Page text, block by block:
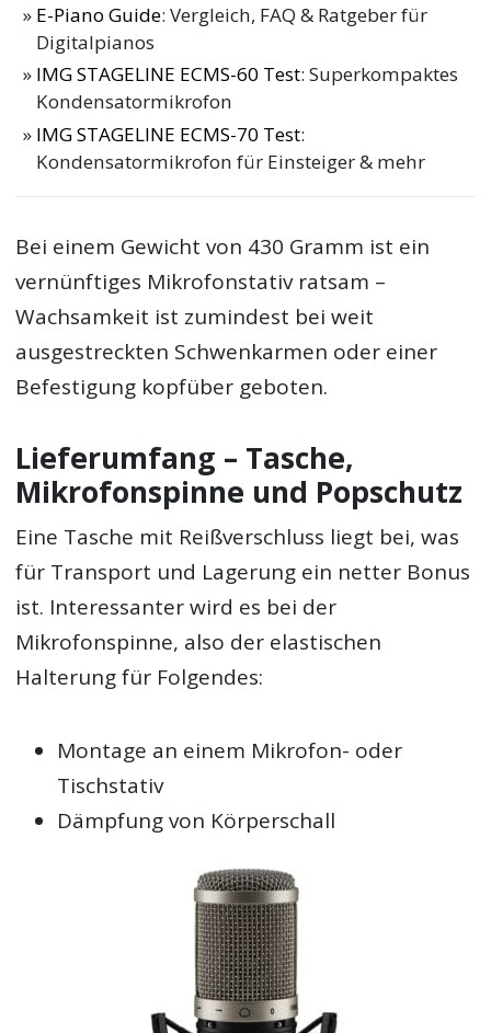
E-Piano Guide: Vergleich, FAQ & Ratgeber für
Digitalpianos
IMG STAGELINE ECMS-60 Test: Superkompaktes
Kondensatormikrofon
IMG STAGELINE ECMS-70 Test:
Kondensatormikrofon für Einsteiger & mehr
Bei einem Gewicht von 430 Gramm ist ein
vernünftiges Mikrofonstativ ratsam –
Wachsamkeit ist zumindest bei weit
ausgestreckten Schwenkarmen oder einer
Befestigung kopfüber geboten.
Lieferumfang – Tasche,
Mikrofonspinne und Popschutz
Eine Tasche mit Reißverschluss liegt bei, was
für Transport und Lagerung ein netter Bonus
ist. Interessanter wird es bei der
Mikrofonspinne, also der elastischen
Halterung für Folgendes:
Montage an einem Mikrofon- oder
Tischstativ
Dämpfung von Körperschall